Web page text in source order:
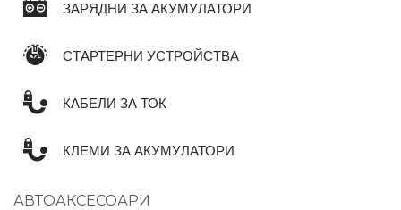
ЗАРЯДНИ ЗА АКУМУЛАТОРИ
СТАРТЕРНИ УСТРОЙСТВА
КАБЕЛИ ЗА ТОК
КЛЕМИ ЗА АКУМУЛАТОРИ
АВТОАКСЕСОАРИ